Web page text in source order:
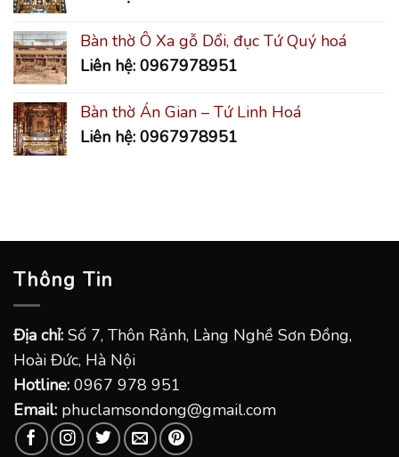
Bàn thờ Ô Xa gỗ Dổi, đục Tứ Quý hoá
Liên hệ: 0967978951
Bàn thờ Án Gian – Tứ Linh Hoá
Liên hệ: 0967978951
Thông Tin
Địa chỉ: Số 7, Thôn Rảnh, Làng Nghề Sơn Đồng,
Hoài Đức, Hà Nội
Hotline: 0967 978 951
Email: phuclamsondong@gmail.com